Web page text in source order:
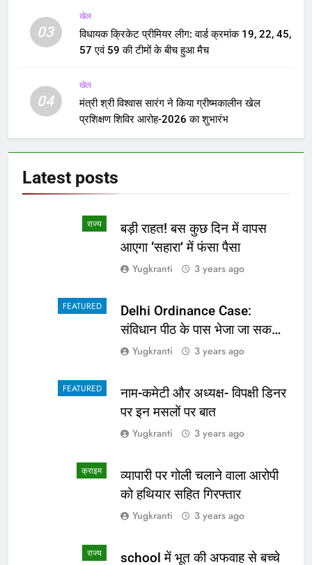
03
खेल
विधायक क्रिकेट प्रीमियर लीग: वार्ड क्रमांक 19, 22, 45,
57 एवं 59 की टीमों के बीच हुआ मैच
04
खेल
मंत्री श्री विश्वास सारंग ने किया ग्रीष्मकालीन खेल
प्रशिक्षण शिविर आरोह-2026 का शुभारंभ
Latest posts
राज्य
बड़ी राहत! बस कुछ दिन में वापस
आएगा ‘सहारा’ में फंसा पैसा
Yugkranti 3 years ago
FEATURED
Delhi Ordinance Case:
संविधान पीठ के पास भेजा जा सकता
है अध्यादेश का मामला
Yugkranti 3 years ago
FEATURED
नाम-कमेटी और अध्यक्ष- विपक्षी डिनर
पर इन मसलों पर बात
Yugkranti 3 years ago
क्राइम
व्यापारी पर गोली चलाने वाला आरोपी
को हथियार सहित गिरफ्तार
Yugkranti 3 years ago
राज्य school में भूत की अफवाह से बच्चे